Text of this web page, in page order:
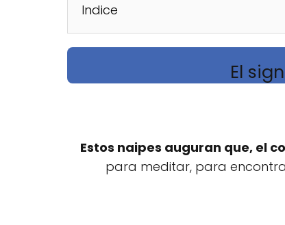
Indice
El
Estos naipes auguran que, el
para meditar, para